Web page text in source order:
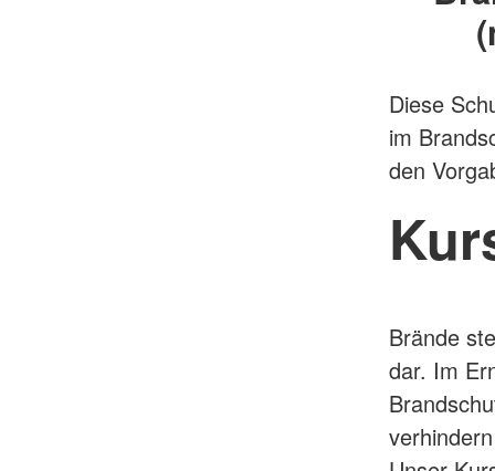
Diese
im
den
Brände
dar. Im